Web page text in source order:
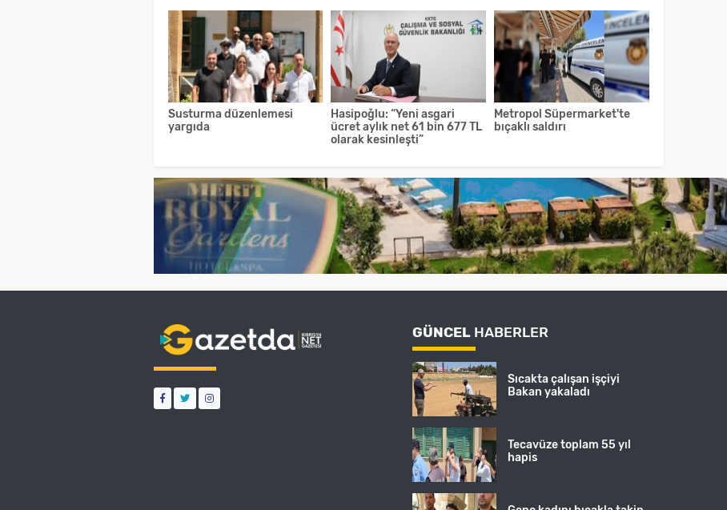
Susturma düzenlemesi
yargıda
Hasipoğlu: “Yeni asgari
ücret aylık net 61 bin 677 TL
olarak kesinleşti”
Metropol Süpermarket'te
bıçaklı saldırı
GÜNCEL HABERLER
Sıcakta çalışan işçiyi
Bakan yakaladı
Tecavüze toplam 55 yıl
hapis